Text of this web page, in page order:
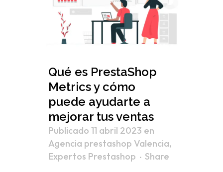
Qué es PrestaShop
Metrics y cómo
puede ayudarte a
mejorar tus ventas
Publicado 11 abril 2023 en
Agencia prestashop Valencia,
Expertos Prestashop
Share